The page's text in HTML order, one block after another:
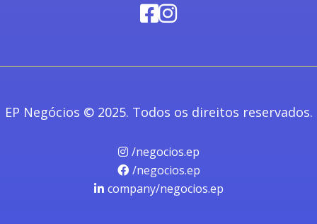
EP Negócios © 2025. Todos os direitos reservados.
/negocios.ep
/negocios.ep
company/negocios.ep